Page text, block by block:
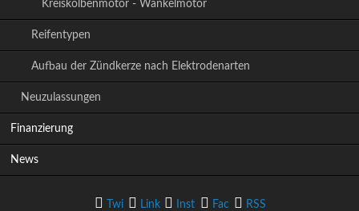
Kreiskolbenmotor - Wankelmotor
Reifentypen
Aufbau der Zündkerze nach Elektrodenarten
Neuzulassungen
Finanzierung
News
Twi Link Inst Fac RSS